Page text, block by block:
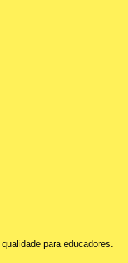
para educadores.